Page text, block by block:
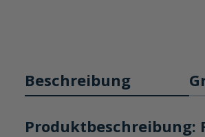
Beschreibung
Produktbeschreibung: